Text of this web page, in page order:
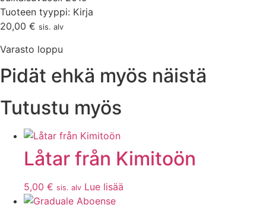
Tuoteen tyyppi: Kirja
20,00 € sis. alv
Varasto loppu
Pidät ehkä myös näistä
Tutustu myös
Låtar från Kimitoön
5,00 € sis. alv Lue lisää